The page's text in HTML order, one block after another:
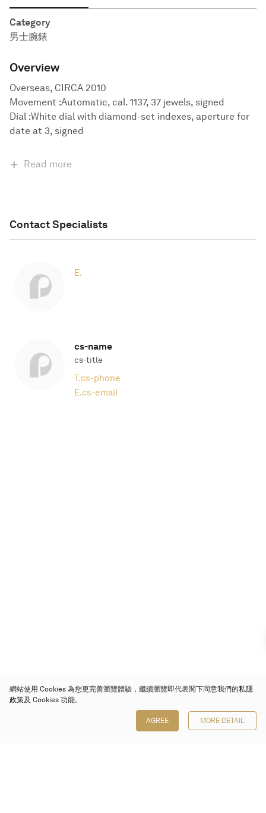
Category
男士腕錶
Overview
Overseas, CIRCA 2010
Movement :Automatic, cal. 1137, 37 jewels, signed
Dial :White dial with diamond-set indexes, aperture for
date at 3, signed
Read more
Contact Specialists
E.
cs-name
cs-title
T.cs-phone
E.cs-email
網站使用 Cookies 為您更完善瀏覽體驗，繼續瀏覽即代表閣下同意我們的私隱
政策及 Cookies 功能。
AGREE MORE DETAIL